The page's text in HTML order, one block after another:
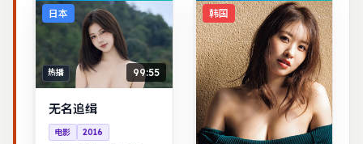
适合放松解压观看。
初入社会的迷茫，细
腻温暖。
日本
热播 99:55
无名追缉
电影 2016
韩国